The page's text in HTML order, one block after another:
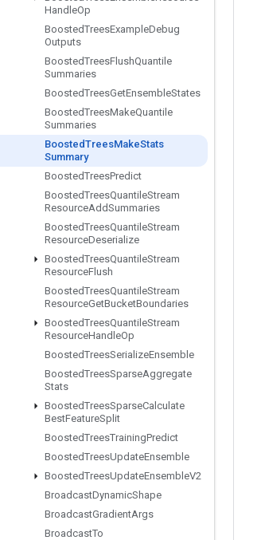
HandleOp
BoostedTreesExampleDebug
Outputs
BoostedTreesFlushQuantile
Summaries
BoostedTreesGetEnsembleStates
BoostedTreesMakeQuantile
Summaries
BoostedTreesMakeStats
Summary
BoostedTreesPredict
BoostedTreesQuantileStream
ResourceAddSummaries
BoostedTreesQuantileStream
ResourceDeserialize
BoostedTreesQuantileStream
ResourceFlush
BoostedTreesQuantileStream
ResourceGetBucketBoundaries
BoostedTreesQuantileStream
ResourceHandleOp
BoostedTreesSerializeEnsemble
BoostedTreesSparseAggregate
Stats
BoostedTreesSparseCalculate
BestFeatureSplit
BoostedTreesTrainingPredict
BoostedTreesUpdateEnsemble
BoostedTreesUpdateEnsembleV2
BroadcastDynamicShape
BroadcastGradientArgs
BroadcastTo